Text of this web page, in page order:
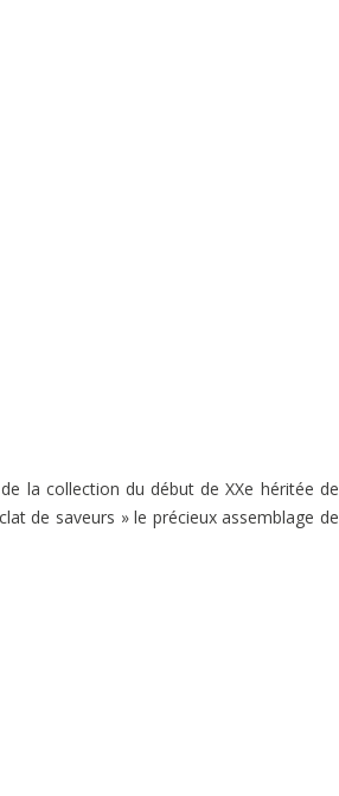
la collection du début de XXe héritée de
de saveurs » le précieux assemblage de